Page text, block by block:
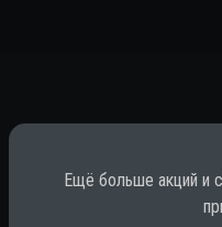
* принадлежит компании Meta
Ещё больше акций и